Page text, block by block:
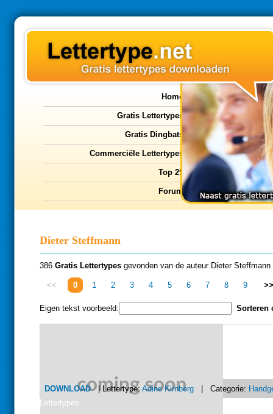
Home
Gratis Lettertypes
Gratis Dingbats
Commerciële Lettertypes
Top 25
Forum
Dieter Steffmann
386 Gratis Lettertypes gevonden van de auteur Dieter Steffmann
<< 0 1 2 3 4 5 6 7 8 9 >>
Eigen tekst voorbeeld: Sorteren
DOWNLOAD| Lettertype: Adine Kirnberg | Categorie:
Lettertypes